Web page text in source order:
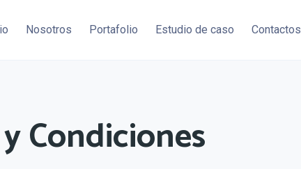
Nosotros Portafolio Estudio de caso Contactos
Condiciones